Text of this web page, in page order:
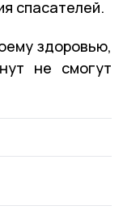
спасателей.
здоровью,
не смогут